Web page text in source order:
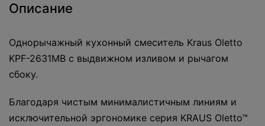
Описание
Однорычажный кухонный смеситель Kraus Oletto
KPF-2631MB с выдвижном изливом и рычагом
сбоку.
Благодаря чистым минималистичным линиям и
исключительной эргономике серия KRAUS Oletto™